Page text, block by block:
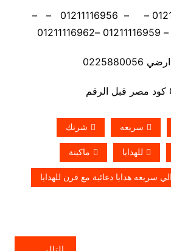
موبايل: 01211116954 – – 01211116956 – –
سريعه شرنك
للهدايا ماكينة
سريعه هدايا دعائية مع فرن للهدايا